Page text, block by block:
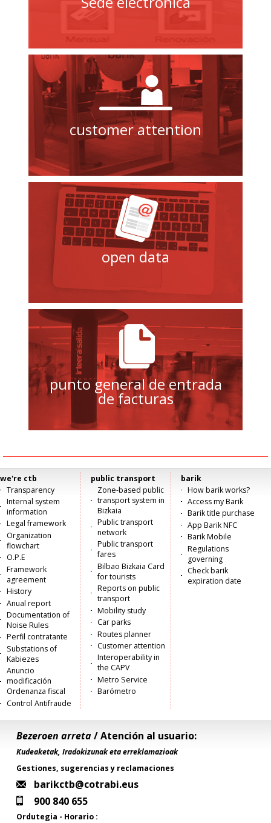
customer attention
open data
punto general de entrada
de facturas
Menú
principal
we're ctb
Transparency
Internal system
information
Legal framework
Organization
flowchart
O.P.E
Framework
agreement
History
Anual report
Documentation of
Noise Rules
Perfil contratante
Substations of
Kabiezes
Anuncio
modificación
Ordenanza fiscal
Control Antifraude
public transport
Zone-based public
transport system in
Bizkaia
Public transport
network
Public transport
fares
Bilbao Bizkaia Card
for tourists
Reports on public
transport
Mobility study
Car parks
Routes planner
Customer attention
Interoperability in
the CAPV
Metro Service
Barómetro
barik
How barik works?
Access my Barik
Barik title purchase
App Barik NFC
Barik Mobile
Regulations
governing
Check barik
expiration date
Bezeroen arreta/ Atención al usuario:
Kudeaketak, Iradokizunak eta erreklamazioak
Gestiones, sugerencias y reclamaciones
barikctb@cotrabi.eus
900 840 655
Ordutegia - Horario :